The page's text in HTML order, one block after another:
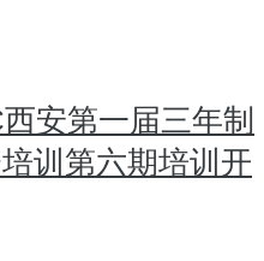
安第一届三年制
训第六期培训开